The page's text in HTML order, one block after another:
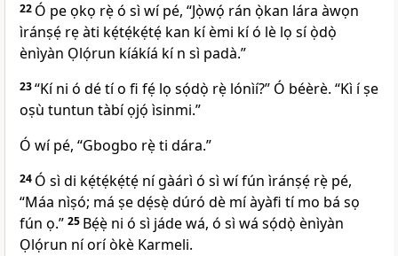
22 Ó pe ọkọ rẹ̀ ó sì wí pé, “Jọ̀wọ́ rán ọ̀kan lára àwọn
ìránṣẹ́ rẹ àti kẹ́tẹ́kẹ́tẹ́ kan kí èmi kí ó lè lọ sí ọ̀dọ̀
ènìyàn Ọlọ́run kíákíá kí n sì padà.”
23“Kí ni ó dé tí o fi fẹ́ lọ sọ́dọ̀ rẹ̀ lónìí?” Ó béèrè. “Kì í ṣe
oṣù tuntun tàbí ọjọ́ ìsinmi.”
Ó wí pé, “Gbogbo rẹ̀ ti dára.”
24 Ó sì di kẹ́tẹ́kẹ́tẹ́ ní gàárì ó sì wí fún ìránṣẹ́ rẹ̀ pé,
“Máa nìṣó; má ṣe dẹ́sẹ̀ dúró dè mí àyàfi tí mo bá sọ
fún ọ.” 25 Bẹ́ẹ̀ ni ó sì jáde wá, ó sì wá sọ́dọ̀ ènìyàn
Ọlọ́run ní orí òkè Karmeli.